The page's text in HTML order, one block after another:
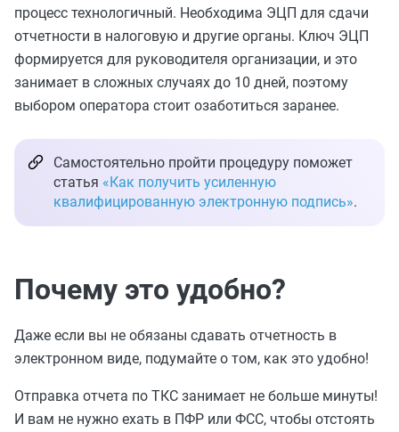
процесс технологичный. Необходима ЭЦП для сдачи
отчетности в налоговую и другие органы. Ключ ЭЦП
формируется для руководителя организации, и это
занимает в сложных случаях до 10 дней, поэтому
выбором оператора стоит озаботиться заранее.
Самостоятельно пройти процедуру поможет
статья «Как получить усиленную
квалифицированную электронную подпись».
Почему это удобно?
Даже если вы не обязаны сдавать отчетность в
электронном виде, подумайте о том, как это удобно!
Отправка отчета по ТКС занимает не больше минуты!
И вам не нужно ехать в ПФР или ФСС, чтобы отстоять